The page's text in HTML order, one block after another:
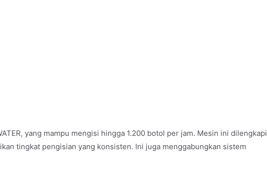
yang mampu mengisi hingga 1.200 botol per jam. Mesin ini dilengkapi
tingkat pengisian yang konsisten. Ini juga menggabungkan sistem